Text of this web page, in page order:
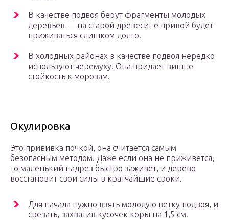
В качестве подвоя берут фрагменты молодых
деревьев — на старой древесине привой будет
приживаться слишком долго.
В холодных районах в качестве подвоя нередко
используют черемуху. Она придает вишне
стойкость к морозам.
Окулировка
Это прививка почкой, она считается самым
безопасным методом. Даже если она не приживется,
то маленький надрез быстро заживёт, и дерево
восстановит свои силы в кратчайшие сроки.
Для начала нужно взять молодую ветку подвоя, и
срезать, захватив кусочек коры на 1,5 см.